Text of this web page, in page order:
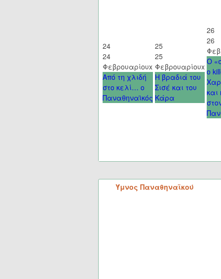
24
24
Φεβρουαρίουx
Από τη χλιδή
στο κελί… ο
Παναθηναϊκός
25
25
Φεβρουαρίουx
Η βραδιά του
Σισέ και του
Κάρα
26
26
Ο
ο
Ύμνος Παναθηναϊκού